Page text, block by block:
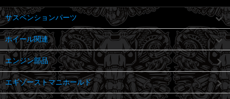
サスペンションパーツ
ホイール関連
エンジン部品
エギゾーストマニホールド